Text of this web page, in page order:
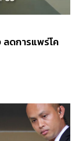
ดการแพร่โค